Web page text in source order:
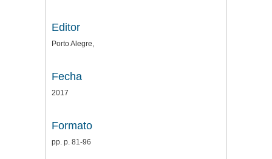
Editor
Porto Alegre,
Fecha
2017
Formato
pp. p. 81-96